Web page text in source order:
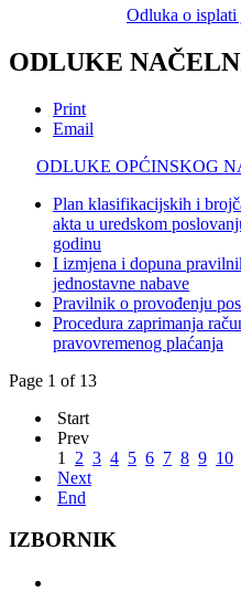
Odluka o isplati
ODLUKE
Print
Email
ODLUKE OPĆINSKOG
Plan klasifikacijskih i
akta u uredskom
godinu
I izmjena i dopuna
jednostavne nabave
Pravilnik o provođenju
Procedura zaprimanja
pravovremenog plaćanja
Page 1 of 13
Start
Prev
1
2 3 4 5 6 7 8 9 10
Next
End
IZBORNIK